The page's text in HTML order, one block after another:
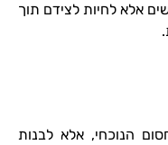
אלא לחיות לצידם תוך
הנוכחי, אלא לבנות